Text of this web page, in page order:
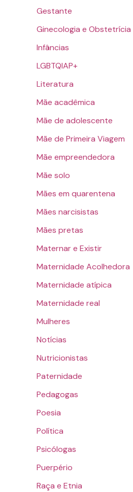
Gestante
Ginecologia e Obstetrícia
Infâncias
LGBTQIAP+
Literatura
Mãe acadêmica
Mãe de adolescente
Mãe de Primeira Viagem
Mãe empreendedora
Mãe solo
Mães em quarentena
Mães narcisistas
Mães pretas
Maternar e Existir
Maternidade Acolhedora
Maternidade atípica
Maternidade real
Mulheres
Notícias
Nutricionistas
Paternidade
Pedagogas
Poesia
Política
Psicólogas
Puerpério
Raça e Etnia